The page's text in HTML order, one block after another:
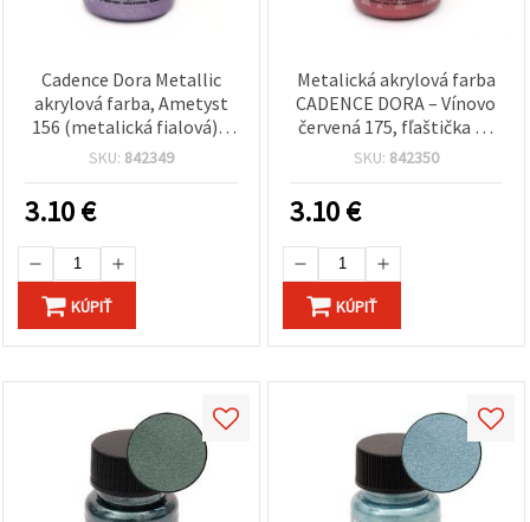
Cadence Dora Metallic
akrylová farba, Ametyst
156 (metalická fialová) –
50 ml – umelecká a hobby
drevo, papier, plátno
SKU: 842349
3.10€
KÚPIŤ
Metalická akrylová farba
CADENCE DORA – Vínovo
červená 175, fľaštička 50
ml | Prémiový trblietavý
SKU: 842350
3.10€
KÚPIŤ